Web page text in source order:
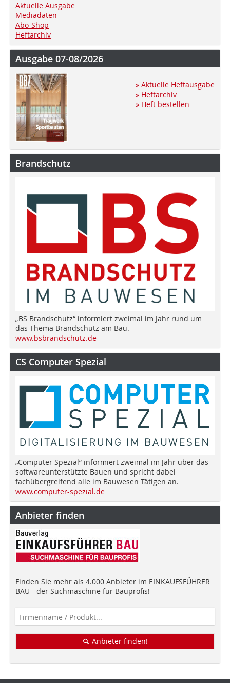
Aktuelle Ausgabe
Mediadaten
Abo-Shop
Heftarchiv
Ausgabe 07-08/2026
» Aktuelle Heftausgabe
» Heftarchiv
» Heft bestellen
Brandschutz
„BS Brandschutz“ informiert zweimal im Jahr rund um
das Thema Brandschutz am Bau.
www.bsbrandschutz.de
CS Computer Spezial
„Computer Spezial“ informiert zweimal im Jahr über das
softwareunterstützte Bauen und spricht dabei
fachübergreifend alle im Bauwesen Tätigen an.
www.computer-spezial.de
Anbieter finden
Finden Sie mehr als 4.000 Anbieter im EINKAUFSFÜHRER
BAU - der Suchmaschine für Bauprofis!
Anbieter finden!